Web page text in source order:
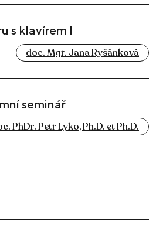
s klavírem I
doc. Mgr. Jana Ryšánková
seminář
PhDr. Petr Lyko, Ph.D. et Ph.D.